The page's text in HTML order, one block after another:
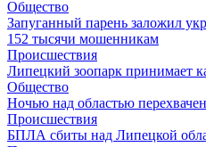
Общество
Запуганный парень заложил
152 тысячи мошенникам
Происшествия
Липецкий зоопарк принимает
Общество
Ночью над областью
Происшествия
БПЛА сбиты над Липецкой